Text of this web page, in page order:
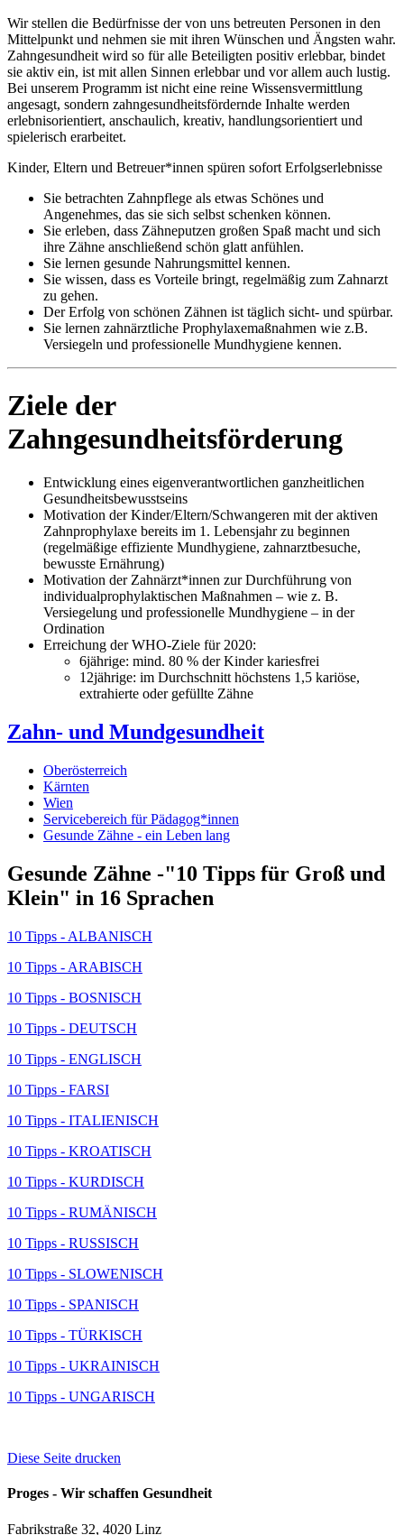
Wir stellen die Bedürfnisse der von uns betreuten Personen in den
Mittelpunkt und nehmen sie mit ihren Wünschen und Ängsten wahr.
Zahngesundheit wird so für alle Beteiligten positiv erlebbar, bindet
sie aktiv ein, ist mit allen Sinnen erlebbar und vor allem auch lustig.
Bei unserem Programm ist nicht eine reine Wissensvermittlung
angesagt, sondern zahngesundheitsfördernde Inhalte werden
erlebnisorientiert, anschaulich, kreativ, handlungsorientiert und
spielerisch erarbeitet.
Kinder, Eltern und Betreuer*innen spüren sofort Erfolgserlebnisse
Sie betrachten Zahnpflege als etwas Schönes und
Angenehmes, das sie sich selbst schenken können.
Sie erleben, dass Zähneputzen großen Spaß macht und sich
ihre Zähne anschließend schön glatt anfühlen.
Sie lernen gesunde Nahrungsmittel kennen.
Sie wissen, dass es Vorteile bringt, regelmäßig zum Zahnarzt
zu gehen.
Der Erfolg von schönen Zähnen ist täglich sicht- und spürbar.
Sie lernen zahnärztliche Prophylaxemaßnahmen wie z.B.
Versiegeln und professionelle Mundhygiene kennen.
Ziele der
Zahngesundheitsförderung
Entwicklung eines eigenverantwortlichen ganzheitlichen
Gesundheitsbewusstseins
Motivation der Kinder/Eltern/Schwangeren mit der aktiven
Zahnprophylaxe bereits im 1. Lebensjahr zu beginnen
(regelmäßige effiziente Mundhygiene, zahnarztbesuche,
bewusste Ernährung)
Motivation der Zahnärzt*innen zur Durchführung von
individualprophylaktischen Maßnahmen – wie z. B.
Versiegelung und professionelle Mundhygiene – in der
Ordination
Erreichung der WHO-Ziele für 2020:
6jährige: mind. 80 % der Kinder kariesfrei
12jährige: im Durchschnitt höchstens 1,5 kariöse,
extrahierte oder gefüllte Zähne
Zahn- und Mundgesundheit
Oberösterreich
Kärnten
Wien
Servicebereich für Pädagog*innen
Gesunde Zähne - ein Leben lang
Gesunde Zähne -"10 Tipps für Groß und
Klein" in 16 Sprachen
10 Tipps - ALBANISCH
10 Tipps - ARABISCH
10 Tipps - BOSNISCH
10 Tipps - DEUTSCH
10 Tipps - ENGLISCH
10 Tipps - FARSI
10 Tipps - ITALIENISCH
10 Tipps - KROATISCH
10 Tipps - KURDISCH
10 Tipps - RUMÄNISCH
10 Tipps - RUSSISCH
10 Tipps - SLOWENISCH
10 Tipps - SPANISCH
10 Tipps - TÜRKISCH
10 Tipps - UKRAINISCH
10 Tipps - UNGARISCH
Diese Seite drucken
Proges - Wir schaffen Gesundheit
Fabrikstraße 32, 4020 Linz